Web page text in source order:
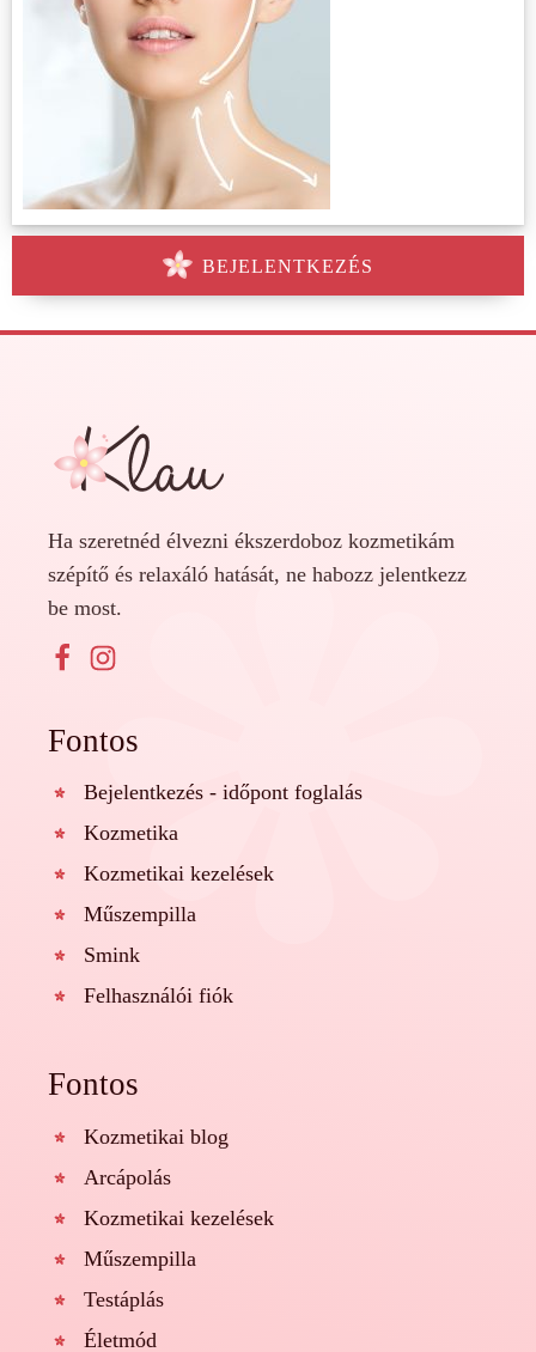
BEJELENTKEZÉS
Ha szeretnéd élvezni ékszerdoboz kozmetikám
szépítő és relaxáló hatását, ne habozz jelentkezz
be most.
Fontos
Bejelentkezés - időpont foglalás
Kozmetika
Kozmetikai kezelések
Műszempilla
Smink
Felhasználói fiók
Fontos
Kozmetikai blog
Arcápolás
Kozmetikai kezelések
Műszempilla
Testáplás
Életmód